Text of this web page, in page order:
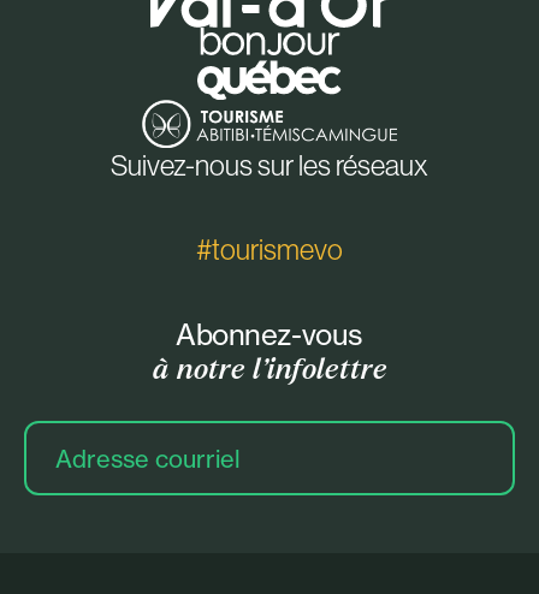
Suivez-nous sur les réseaux
#tourismevo
Abonnez-vous
à notre l’infolettre
Adresse
courriel